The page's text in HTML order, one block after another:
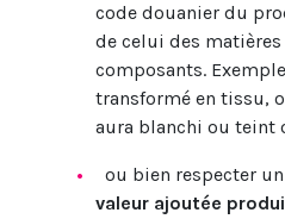
code douanier du
de celui des
composants.
transformé en tissu,
aura blanchi ou teint
ou bien respecter un
valeur ajoutée